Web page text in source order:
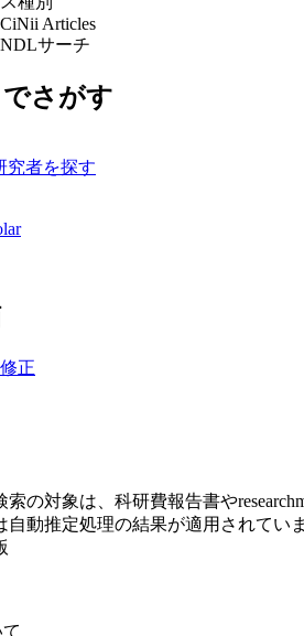
CiNii Articles
NDLサーチ
さがす
究者を探す
正
の対象は、科研費報告書や
自動推定処理の結果が適用されてい